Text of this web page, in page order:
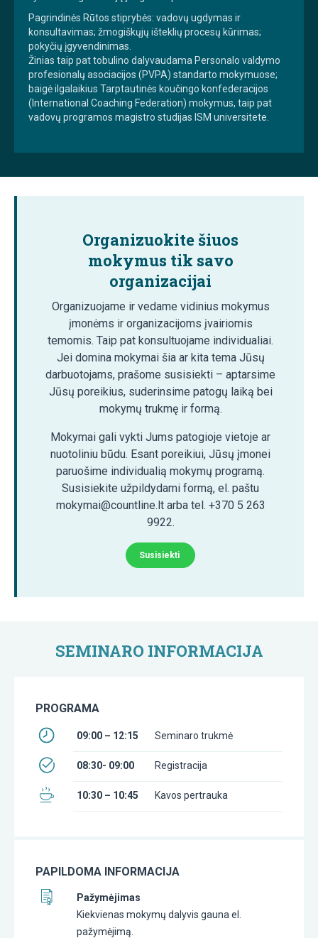
Pagrindinės Rūtos stiprybės: vadovų ugdymas ir
konsultavimas; žmogiškųjų išteklių procesų kūrimas;
pokyčių įgyvendinimas.
Žinias taip pat tobulino dalyvaudama Personalo valdymo
profesionalų asociacijos (PVPA) standarto mokymuose;
baigė ilgalaikius Tarptautinės koučingo konfederacijos
(International Coaching Federation) mokymus, taip pat
vadovų programos magistro studijas ISM universitete.
Organizuokite šiuos
mokymus tik savo
organizacijai
Organizuojame ir vedame vidinius mokymus
įmonėms ir organizacijoms įvairiomis
temomis. Taip pat konsultuojame individualiai.
Jei domina mokymai šia ar kita tema Jūsų
darbuotojams, prašome susisiekti – aptarsime
Jūsų poreikius, suderinsime patogų laiką bei
mokymų trukmę ir formą.
Mokymai gali vykti Jums patogioje vietoje ar
nuotoliniu būdu. Esant poreikiui, Jūsų įmonei
paruošime individualią mokymų programą.
Susisiekite užpildydami formą, el. paštu
mokymai@countline.lt arba tel. +370 5 263
9922.
Susisiekti
SEMINARO INFORMACIJA
PROGRAMA
09:00 – 12:15 Seminaro trukmė
08:30- 09:00 Registracija
10:30 – 10:45 Kavos pertrauka
PAPILDOMA INFORMACIJA
Pažymėjimas
Kiekvienas mokymų dalyvis gauna el.
pažymėjimą.